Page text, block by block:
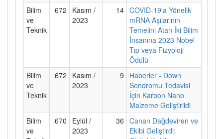
Bilim
ve
Teknik
672
Kasım /
2023
14 COVID-19'a Yönelik
mRNA Aşılarının
Temelini Atan İki Bilim
İnsanına 2023 Nobel
Tıp veya Fizyoloji
Ödülü
Bilim
ve
Teknik
672
Kasım /
2023
9
Haberler - Down
Sendromu Tedavisi
İçin Karbon Nano
Malzeme Geliştirildi
Bilim
ve
670
Eylül /
2023
36 Canan Dağdeviren ve
Ekibi Geliştirdi: